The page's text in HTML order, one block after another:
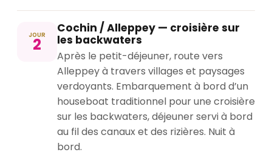
JOUR
2
Cochin / Alleppey — croisière sur
les backwaters
Après le petit-déjeuner, route vers
Alleppey à travers villages et paysages
verdoyants. Embarquement à bord d’un
houseboat traditionnel pour une croisière
sur les backwaters, déjeuner servi à bord
au fil des canaux et des rizières. Nuit à
bord.